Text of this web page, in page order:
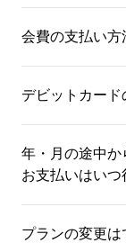
会費の支払い方
デビットカード
年・月の途中か
お支払いはいつ
プランの変更は